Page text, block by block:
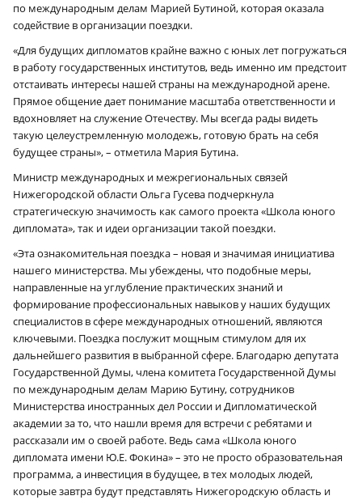
по международным делам Марией Бутиной, которая оказала
содействие в организации поездки.
«Для будущих дипломатов крайне важно с юных лет погружаться
в работу государственных институтов, ведь именно им предстоит
отстаивать интересы нашей страны на международной арене.
Прямое общение дает понимание масштаба ответственности и
вдохновляет на служение Отечеству. Мы всегда рады видеть
такую целеустремленную молодежь, готовую брать на себя
будущее страны», – отметила Мария Бутина.
Министр международных и межрегиональных связей
Нижегородской области Ольга Гусева подчеркнула
стратегическую значимость как самого проекта «Школа юного
дипломата», так и идеи организации такой поездки.
«Эта ознакомительная поездка – новая и значимая инициатива
нашего министерства. Мы убеждены, что подобные меры,
направленные на углубление практических знаний и
формирование профессиональных навыков у наших будущих
специалистов в сфере международных отношений, являются
ключевыми. Поездка послужит мощным стимулом для их
дальнейшего развития в выбранной сфере. Благодарю депутата
Государственной Думы, члена комитета Государственной Думы
по международным делам Марию Бутину, сотрудников
Министерства иностранных дел России и Дипломатической
академии за то, что нашли время для встречи с ребятами и
рассказали им о своей работе. Ведь сама «Школа юного
дипломата имени Ю.Е. Фокина» – это не просто образовательная
программа, а инвестиция в будущее, в тех молодых людей,
которые завтра будут представлять Нижегородскую область и